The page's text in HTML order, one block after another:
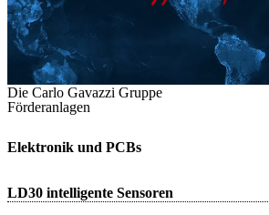
Die Carlo Gavazzi Gruppe
Förderanlagen
Elektronik und PCBs
LD30 intelligente Sensoren